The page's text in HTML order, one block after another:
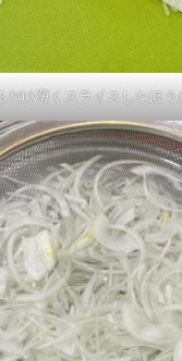
だけ薄くスライスしたほ